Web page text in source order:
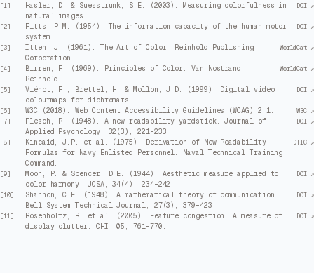
[1]
Hasler, D. & Suesstrunk, S.E. (2003). Measuring colorfulness in
natural images.
DOI ↗
[2]
Fitts, P.M. (1954). The information capacity of the human motor
system.
DOI ↗
[3]
Itten, J. (1961). The Art of Color. Reinhold Publishing
Corporation.
WorldCat ↗
[4]
Birren, F. (1969). Principles of Color. Van Nostrand
Reinhold.
WorldCat ↗
[5]
Viénot, F., Brettel, H. & Mollon, J.D. (1999). Digital video
colourmaps for dichromats.
DOI ↗
[6] W3C (2018). Web Content Accessibility Guidelines (WCAG) 2.1.
W3C ↗
[7]
Flesch, R. (1948). A new readability yardstick. Journal of
Applied Psychology, 32(3), 221–233.
DOI ↗
[8]
Kincaid, J.P. et al. (1975). Derivation of New Readability
Formulas for Navy Enlisted Personnel. Naval Technical Training
Command.
DTIC ↗
[9]
Moon, P. & Spencer, D.E. (1944). Aesthetic measure applied to
color harmony. JOSA, 34(4), 234–242.
DOI ↗
[10]
Shannon, C.E. (1948). A mathematical theory of communication.
Bell System Technical Journal, 27(3), 379–423.
DOI ↗
[11]
Rosenholtz, R. et al. (2005). Feature congestion: A measure of
display clutter. CHI '05, 761–770.
DOI ↗